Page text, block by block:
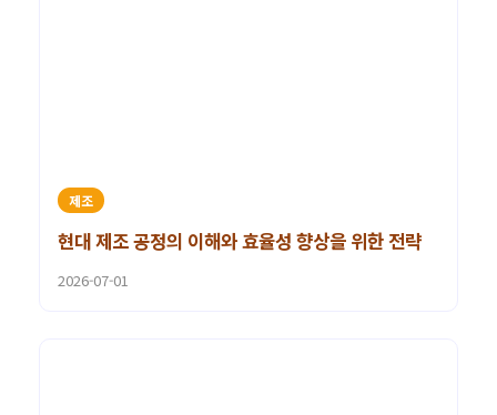
제조
현대 제조 공정의 이해와 효율성 향상을 위한 전략
2026-07-01